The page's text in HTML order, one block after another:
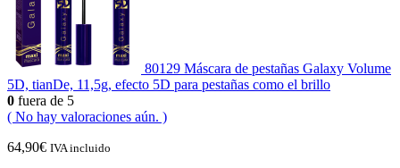
80129 Máscara de pestañas Galaxy Volume
5D, tianDe, 11,5g, efecto 5D para pestañas como el brillo
0 fuera de 5
( No hay valoraciones aún. )
64,90€ IVA incluido